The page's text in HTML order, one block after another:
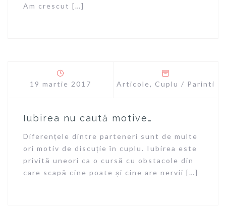
Am crescut […]
19 martie 2017 Articole, Cuplu / Parinti
Iubirea nu caută motive…
Diferențele dintre parteneri sunt de multe
ori motiv de discuție în cuplu. Iubirea este
privită uneori ca o cursă cu obstacole din
care scapă cine poate și cine are nervii […]